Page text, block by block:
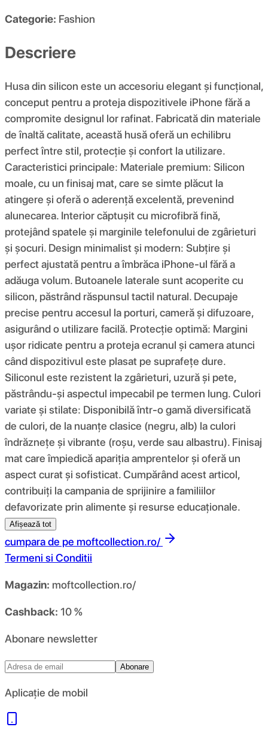
Categorie: Fashion
Descriere
Husa din silicon este un accesoriu elegant și funcțional,
conceput pentru a proteja dispozitivele iPhone fără a
compromite designul lor rafinat. Fabricată din materiale
de înaltă calitate, această husă oferă un echilibru
perfect între stil, protecție și confort la utilizare.
Caracteristici principale: Materiale premium: Silicon
moale, cu un finisaj mat, care se simte plăcut la
atingere și oferă o aderență excelentă, prevenind
alunecarea. Interior căptușit cu microfibră fină,
protejând spatele și marginile telefonului de zgârieturi
și șocuri. Design minimalist și modern: Subțire și
perfect ajustată pentru a îmbrăca iPhone-ul fără a
adăuga volum. Butoanele laterale sunt acoperite cu
silicon, păstrând răspunsul tactil natural. Decupaje
precise pentru accesul la porturi, cameră și difuzoare,
asigurând o utilizare facilă. Protecție optimă: Margini
ușor ridicate pentru a proteja ecranul și camera atunci
când dispozitivul este plasat pe suprafețe dure.
Siliconul este rezistent la zgârieturi, uzură și pete,
păstrându-și aspectul impecabil pe termen lung. Culori
variate și stilate: Disponibilă într-o gamă diversificată
de culori, de la nuanțe clasice (negru, alb) la culori
îndrăznețe și vibrante (roșu, verde sau albastru). Finisaj
mat care împiedică apariția amprentelor și oferă un
aspect curat și sofisticat. Cumpărând acest articol,
contribuiți la campania de sprijinire a familiilor
defavorizate prin alimente și resurse educaționale.
Afișează tot
cumpara de pe moftcollection.ro/
Termeni si Conditii
Magazin: moftcollection.ro/
Cashback: 10 %
Abonare newsletter
Abonare
Aplicație de mobil